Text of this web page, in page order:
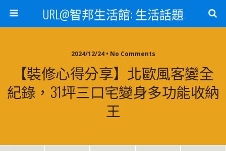
URL@智邦生活館: 生活話題
2024/12/24 • No Comments
【裝修心得分享】北歐風客變全
紀錄，31坪三口宅變身多功能收納
王